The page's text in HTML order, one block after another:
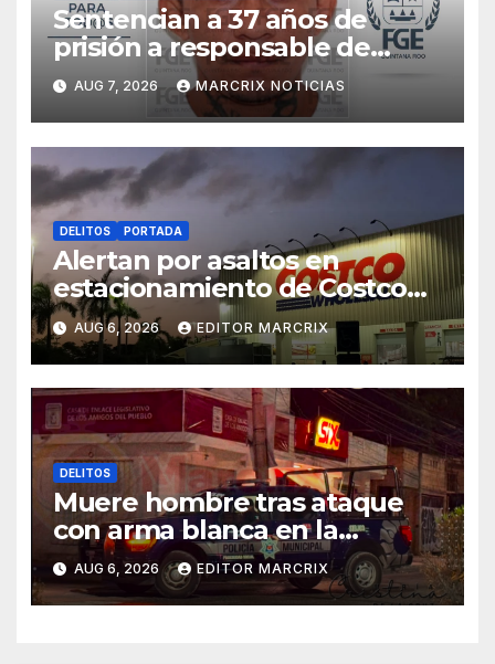
Sentencian a 37 años de
prisión a responsable de
matar a una mujer cubana en
Cancún
AUG 7, 2026 MARCRIX NOTICIAS
DELITOS PORTADA
Alertan por asaltos en
estacionamiento de Costco
Cancún
AUG 6, 2026 EDITOR MARCRIX
DELITOS
Muere hombre tras ataque
con arma blanca en la
Supermanzana 89 de Cancún
AUG 6, 2026 EDITOR MARCRIX